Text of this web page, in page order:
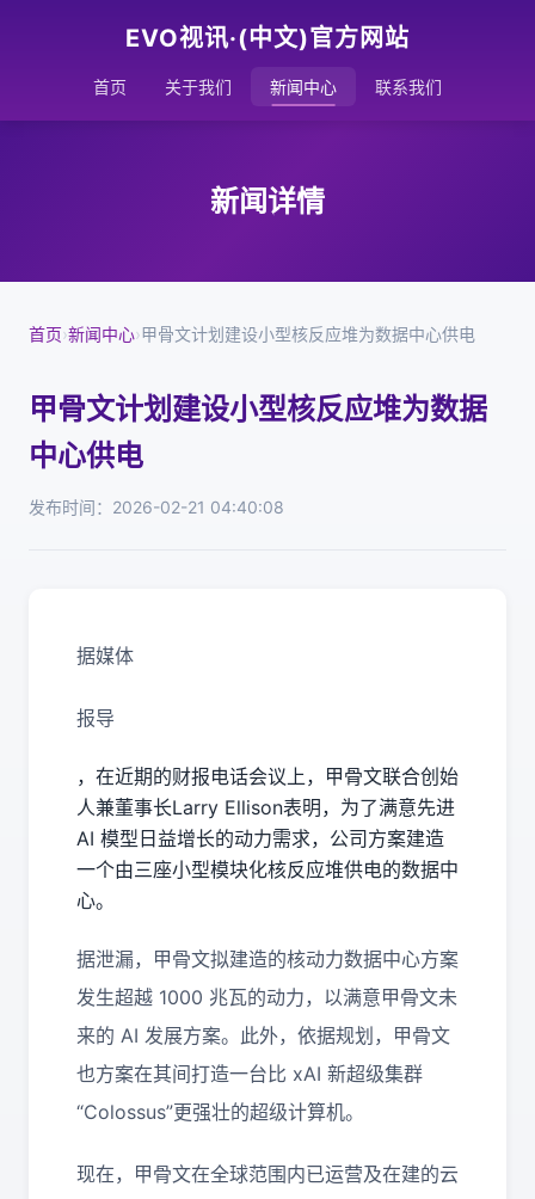
EVO视讯·(中文)官方网站
首页 关于我们 新闻中心 联系我们
新闻详情
首页›新闻中心›甲骨文计划建设小型核反应堆为数据中心供电
甲骨文计划建设小型核反应堆为数据
中心供电
发布时间：2026-02-21 04:40:08
据媒体
报导
，在近期的财报电话会议上，甲骨文联合创始
人兼董事长Larry Ellison表明，为了满意先进
AI 模型日益增长的动力需求，公司方案建造
一个由三座小型模块化核反应堆供电的数据中
心。
据泄漏，甲骨文拟建造的核动力数据中心方案
发生超越 1000 兆瓦的动力，以满意甲骨文未
来的 AI 发展方案。此外，依据规划，甲骨文
也方案在其间打造一台比 xAI 新超级集群
“Colossus”更强壮的超级计算机。
现在，甲骨文在全球范围内已运营及在建的云